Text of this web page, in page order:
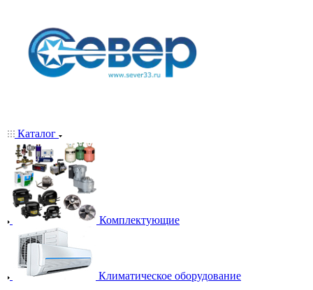
Каталог
Комплектующие
Климатическое оборудование